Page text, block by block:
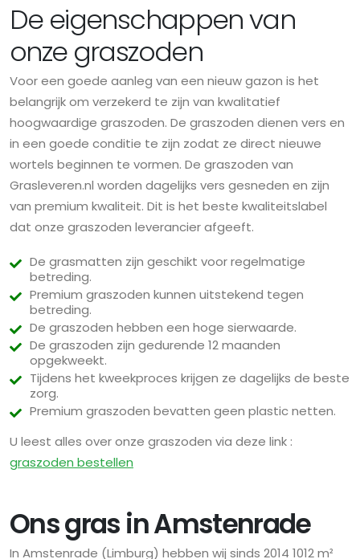
De eigenschappen van
onze graszoden
Voor een goede aanleg van een nieuw gazon is het
belangrijk om verzekerd te zijn van kwalitatief
hoogwaardige graszoden. De graszoden dienen vers en
in een goede conditie te zijn zodat ze direct nieuwe
wortels beginnen te vormen. De graszoden van
Grasleveren.nl worden dagelijks vers gesneden en zijn
van premium kwaliteit. Dit is het beste kwaliteitslabel
dat onze graszoden leverancier afgeeft.
De grasmatten zijn geschikt voor regelmatige
betreding.
Premium graszoden kunnen uitstekend tegen
betreding.
De graszoden hebben een hoge sierwaarde.
De graszoden zijn gedurende 12 maanden
opgekweekt.
Tijdens het kweekproces krijgen ze dagelijks de beste
zorg.
Premium graszoden bevatten geen plastic netten.
U leest alles over onze graszoden via deze link :
graszoden bestellen
Ons gras in Amstenrade
In Amstenrade (Limburg) hebben wij sinds 2014 1012 m²